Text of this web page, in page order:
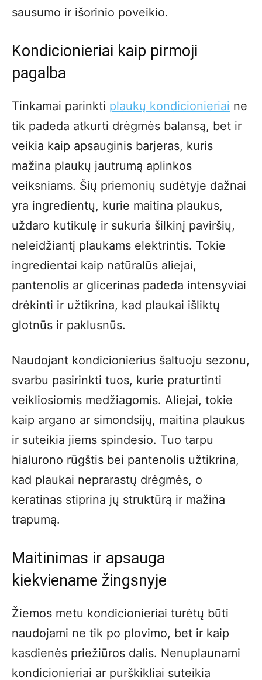
sausumo ir išorinio poveikio.
Kondicionieriai kaip pirmoji
pagalba
Tinkamai parinkti plaukų kondicionieriai ne
tik padeda atkurti drėgmės balansą, bet ir
veikia kaip apsauginis barjeras, kuris
mažina plaukų jautrumą aplinkos
veiksniams. Šių priemonių sudėtyje dažnai
yra ingredientų, kurie maitina plaukus,
uždaro kutikulę ir sukuria šilkinį paviršių,
neleidžiantį plaukams elektrintis. Tokie
ingredientai kaip natūralūs aliejai,
pantenolis ar glicerinas padeda intensyviai
drėkinti ir užtikrina, kad plaukai išliktų
glotnūs ir paklusnūs.
Naudojant kondicionierius šaltuoju sezonu,
svarbu pasirinkti tuos, kurie praturtinti
veikliosiomis medžiagomis. Aliejai, tokie
kaip argano ar simondsijų, maitina plaukus
ir suteikia jiems spindesio. Tuo tarpu
hialurono rūgštis bei pantenolis užtikrina,
kad plaukai neprarastų drėgmės, o
keratinas stiprina jų struktūrą ir mažina
trapumą.
Maitinimas ir apsauga
kiekviename žingsnyje
Žiemos metu kondicionieriai turėtų būti
naudojami ne tik po plovimo, bet ir kaip
kasdienės priežiūros dalis. Nenuplaunami
kondicionieriai ar purškikliai suteikia